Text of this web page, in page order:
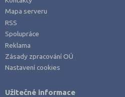
Mapa serveru
RSS
Spolupráce
Reklama
Zásady zpracování OÚ
Nastavení cookies
Užitečné informace